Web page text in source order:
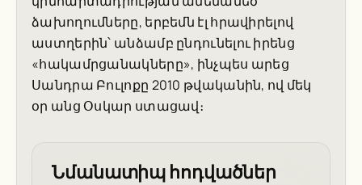
ձախողումները, երբեմն էլ հրավիրելով
աստղերին՝ անձամբ ընդունելու իրենց
«հակամրցանակները», ինչպես արեց
Սանդրա Բուլոքը 2010 թվականին, ով մեկ
օր անց Օսկար ստացավ։
Նմանատիպ հոդվածներ